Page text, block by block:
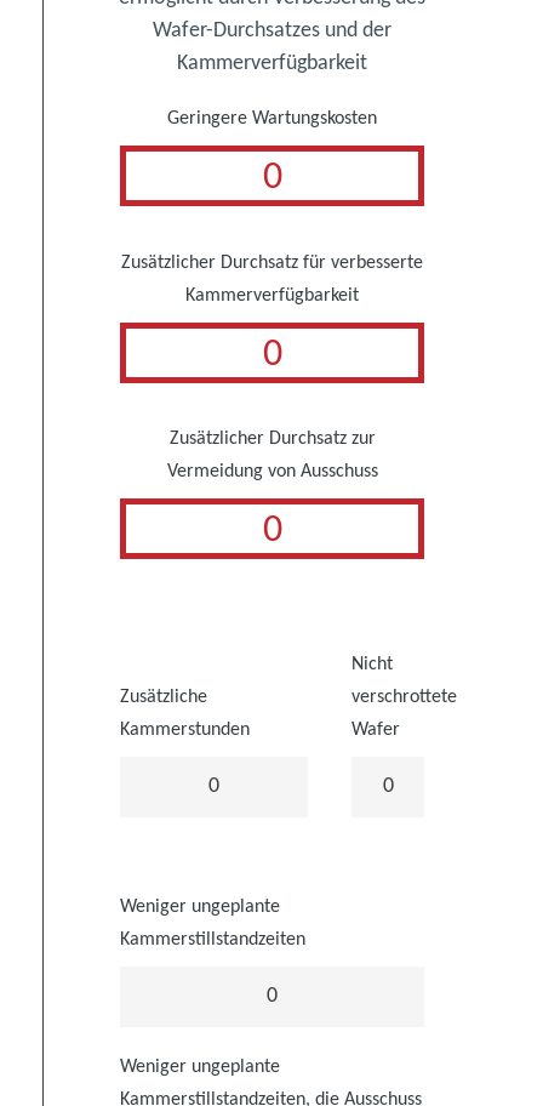
Wafer-Durchsatzes und der
Kammerverfügbarkeit
Geringere Wartungskosten
0
Zusätzlicher Durchsatz für verbesserte
Kammerverfügbarkeit
0
Zusätzlicher Durchsatz zur
Vermeidung von Ausschuss
0
Zusätzliche
Kammerstunden
0
Nicht
verschrottete
Wafer
0
Weniger ungeplante
Kammerstillstandzeiten
0
Weniger ungeplante
Kammerstillstandzeiten, die Ausschuss